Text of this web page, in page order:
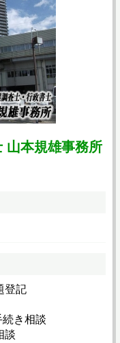
山本規雄事務所
登記
き相談
談